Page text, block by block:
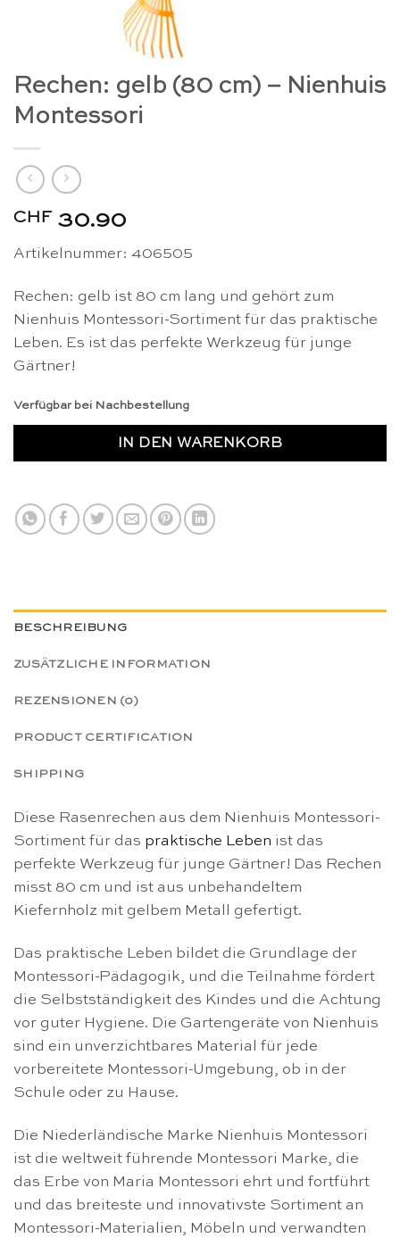
Rechen: gelb (80 cm) – Nienhuis
Montessori
CHF 30.90
Artikelnummer: 406505
Rechen: gelb ist 80 cm lang und gehört zum
Nienhuis Montessori-Sortiment für das praktische
Leben. Es ist das perfekte Werkzeug für junge
Gärtner!
Verfügbar bei Nachbestellung
IN DEN WARENKORB
BESCHREIBUNG
ZUSÄTZLICHE INFORMATION
REZENSIONEN (0)
PRODUCT CERTIFICATION
SHIPPING
Diese Rasenrechen aus dem Nienhuis Montessori-
Sortiment für das praktische Leben ist das
perfekte Werkzeug für junge Gärtner! Das Rechen
misst 80 cm und ist aus unbehandeltem
Kiefernholz mit gelbem Metall gefertigt.
Das praktische Leben bildet die Grundlage der
Montessori-Pädagogik, und die Teilnahme fördert
die Selbstständigkeit des Kindes und die Achtung
vor guter Hygiene. Die Gartengeräte von Nienhuis
sind ein unverzichtbares Material für jede
vorbereitete Montessori-Umgebung, ob in der
Schule oder zu Hause.
Die Niederländische Marke Nienhuis Montessori
ist die weltweit führende Montessori Marke, die
das Erbe von Maria Montessori ehrt und fortführt
und das breiteste und innovativste Sortiment an
Montessori-Materialien, Möbeln und verwandten